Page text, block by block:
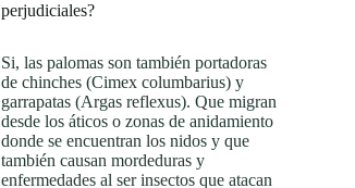
perjudiciales?
Si, las palomas son también portadoras
de chinches (Cimex columbarius) y
garrapatas (Argas reflexus). Que migran
desde los áticos o zonas de anidamiento
donde se encuentran los nidos y que
también causan mordeduras y
enfermedades al ser insectos que atacan